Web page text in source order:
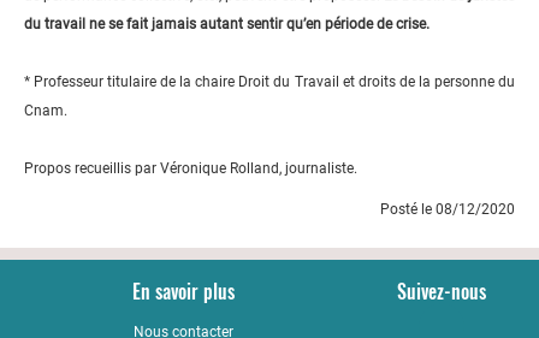
du travail ne se fait jamais autant sentir qu’en période de crise.
* Professeur titulaire de la chaire Droit du Travail et droits de la personne du
Cnam.
Propos recueillis par Véronique Rolland, journaliste.
Posté le 08/12/2020
En savoir plus
Nous contacter
Suivez-nous